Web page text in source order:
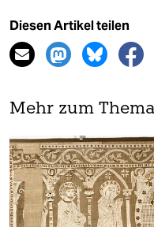
Diesen Artikel teilen
Mehr zum Thema